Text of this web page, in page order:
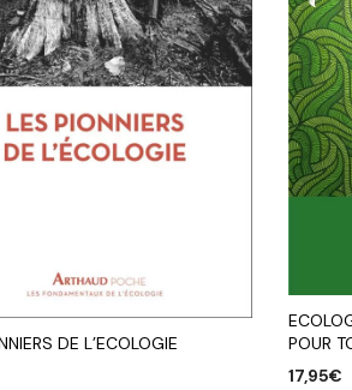
DE L’ECOLOGIE
POUR
17,95€